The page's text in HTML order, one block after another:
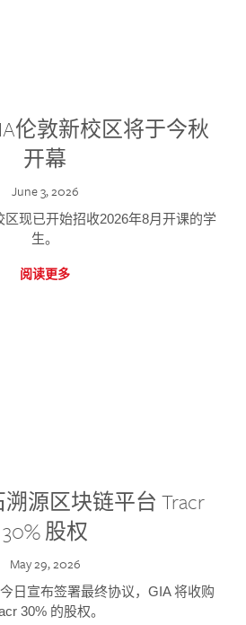
伦敦新校区将于今秋
开幕
June 3, 2026
区现已开始招收2026年8月开课的学
生。
阅读更多
溯源区块链平台 Tracr
30% 股权
May 29, 2026
日宣布签署最终协议，GIA 将收购
30% 的股权。